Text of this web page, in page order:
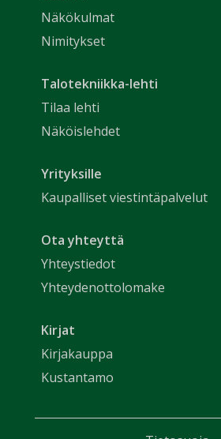
Näkökulmat
Nimitykset
Talotekniikka-lehti
Tilaa lehti
Näköislehdet
Yrityksille
Kaupalliset viestintäpalvelut
Ota yhteyttä
Yhteystiedot
Yhteydenottolomake
Kirjat
Kirjakauppa
Kustantamo